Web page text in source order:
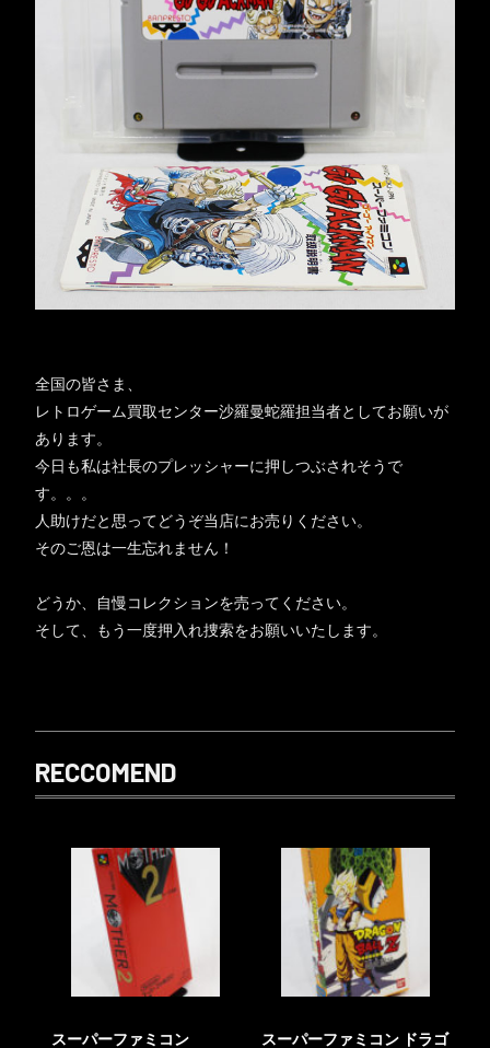
全国の皆さま、
レトロゲーム買取センター沙羅曼蛇羅担当者としてお願いが
あります。
今日も私は社長のプレッシャーに押しつぶされそうで
す。。。
人助けだと思ってどうぞ当店にお売りください。
そのご恩は一生忘れません！
どうか、自慢コレクションを売ってください。
そして、もう一度押入れ捜索をお願いいたします。
RECCOMEND
スーパーファミコン
スーパーファミコン ドラゴ